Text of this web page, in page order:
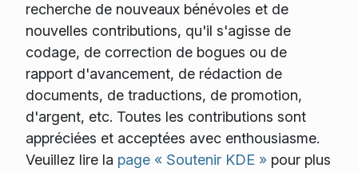
recherche de nouveaux bénévoles et de
nouvelles contributions, qu'il s'agisse de
codage, de correction de bogues ou de
rapport d'avancement, de rédaction de
documents, de traductions, de promotion,
d'argent, etc. Toutes les contributions sont
appréciées et acceptées avec enthousiasme.
Veuillez lire la page « Soutenir KDE »pour plus